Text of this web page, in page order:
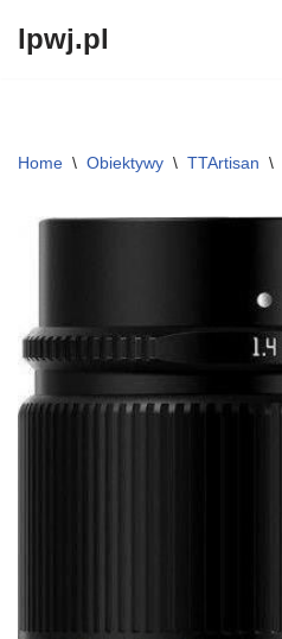
lpwj.pl
Home \ Obiektywy \ TTArtisan \